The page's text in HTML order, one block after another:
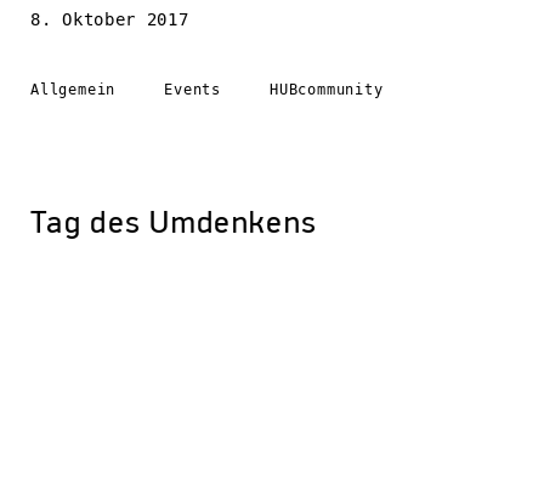
8. Oktober 2017
Allgemein Events HUBcommunity
Tag des Umdenkens